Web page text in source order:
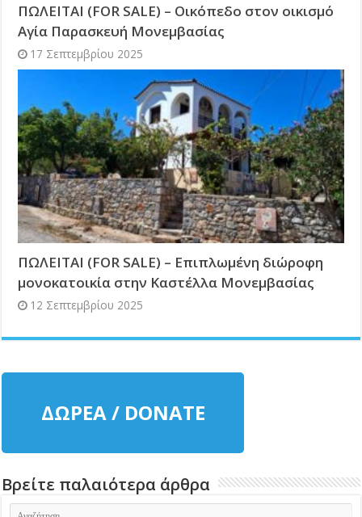
ΠΩΛΕΙΤΑΙ (FOR SALE) – Οικόπεδο στον οικισμό
Αγία Παρασκευή Μονεμβασίας
17 Σεπτεμβρίου 2025
ΠΩΛΕΙΤΑΙ (FOR SALE) – Επιπλωμένη διώροφη
μονοκατοικία στην Καστέλλα Μονεμβασίας
12 Σεπτεμβρίου 2025
ΔΩΡΕΑ / DONATE
Βρείτε παλαιότερα άρθρα